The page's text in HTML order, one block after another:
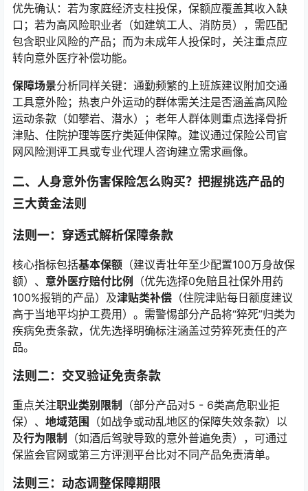
优先确认：若为家庭经济支柱投保，保额应覆盖其收入缺
口；若为高风险职业者（如建筑工人、消防员），需匹配
包含职业风险的产品；而为未成年人投保时，关注重点应
转向意外医疗补偿功能。
保障场景分析同样关键：通勤频繁的上班族建议附加交通
工具意外险；热衷户外运动的群体需关注是否涵盖高风险
运动条款（如攀岩、潜水）；老年人群体则重点选择骨折
津贴、住院护理等医疗类延伸保障。建议通过保险公司官
网风险测评工具或专业代理人咨询建立需求画像。
二、人身意外伤害保险怎么购买？把握挑选产品的
三大黄金法则
法则一：穿透式解析保障条款
核心指标包括基本保额 （建议青壮年至少配置100万身故保
额）、 意外医疗赔付比例 （优先选择0免赔且社保外用药
100%报销的产品）及津贴类补偿 （住院津贴每日额度建议
高于当地平均护工费用）。需警惕部分产品将“猝死”归类为
疾病免责条款，优先选择明确标注涵盖过劳猝死责任的产
品。
法则二：交叉验证免责条款
重点关注职业类别限制 （部分产品对5 - 6类高危职业拒
保）、 地域范围 （如战争或动乱地区的保障失效条款）以
及行为限制 （如酒后驾驶导致的意外普遍免责），可通过
保监会官网或第三方评测平台比对不同产品免责清单。
法则三：动态调整保障期限